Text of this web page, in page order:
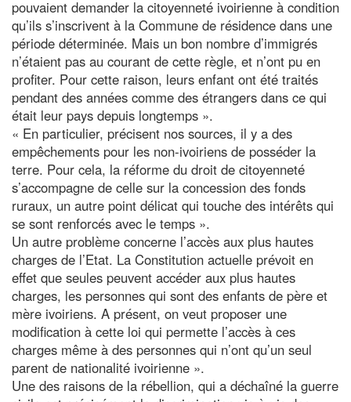
pouvaient demander la citoyenneté ivoirienne à condition
qu’ils s’inscrivent à la Commune de résidence dans une
période déterminée. Mais un bon nombre d’immigrés
n’étaient pas au courant de cette règle, et n’ont pu en
profiter. Pour cette raison, leurs enfant ont été traités
pendant des années comme des étrangers dans ce qui
était leur pays depuis longtemps ».
« En particulier, précisent nos sources, il y a des
empêchements pour les non-ivoiriens de posséder la
terre. Pour cela, la réforme du droit de citoyenneté
s’accompagne de celle sur la concession des fonds
ruraux, un autre point délicat qui touche des intérêts qui
se sont renforcés avec le temps ».
Un autre problème concerne l’accès aux plus hautes
charges de l’Etat. La Constitution actuelle prévoit en
effet que seules peuvent accéder aux plus hautes
charges, les personnes qui sont des enfants de père et
mère ivoiriens. A présent, on veut proposer une
modification à cette loi qui permette l’accès à ces
charges même à des personnes qui n’ont qu’un seul
parent de nationalité ivoirienne ».
Une des raisons de la rébellion, qui a déchaîné la guerre